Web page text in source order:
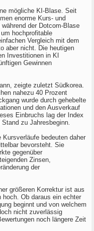
mögliche KI-Blase. Seit
enorme Kurs- und
der Dotcom-Blase
hochprofitable
Vergleich mit dem
aber nicht. Die heutigen
Investitionen in KI
Gewinnen
zeigte zuletzt Südkorea.
nahezu 40 Prozent
wurde durch gehebelte
und den Ausverkauf
Einbruchs lag der Index
zu Jahresbeginn.
bedeuten daher
bevorsteht. Sie
gegenüber
Zinsen,
der
größeren Korrektur ist aus
Ob daraus ein echter
beginnt und von welchem
nicht zuverlässig
noch längere Zeit